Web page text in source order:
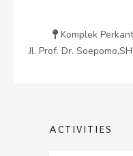
Komplek
Jl. Prof. Dr.
ACTIVITIES